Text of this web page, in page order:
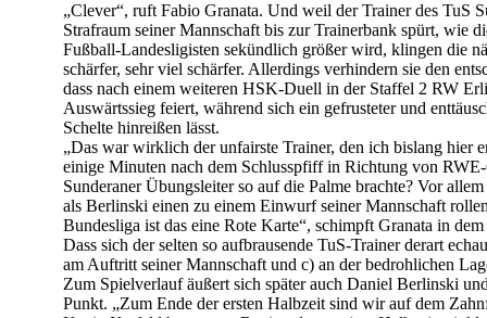
„Clever“, ruft Fabio Granata. Und weil der Trainer des TuS
Strafraum seiner Mannschaft bis zur Trainerbank spürt, wie
Fußball-Landesligisten sekündlich größer wird, klingen die
schärfer, sehr viel schärfer. Allerdings verhindern sie den
dass nach einem weiteren HSK-Duell in der Staffel 2 RW
Auswärtssieg feiert, während sich ein gefrusteter und
Schelte hinreißen lässt.
„Das war wirklich der unfairste Trainer, den ich bislang hier
einige Minuten nach dem Schlusspfiff in Richtung von
Sunderaner Übungsleiter so auf die Palme brachte? Vor
als Berlinski einen zu einem Einwurf seiner Mannschaft
Bundesliga ist das eine Rote Karte“, schimpft Granata in
Dass sich der selten so aufbrausende TuS-Trainer derart
am Auftritt seiner Mannschaft und c) an der bedrohlichen
Zum Spielverlauf äußert sich später auch Daniel Berlinski
Punkt. „Zum Ende der ersten Halbzeit sind wir auf dem